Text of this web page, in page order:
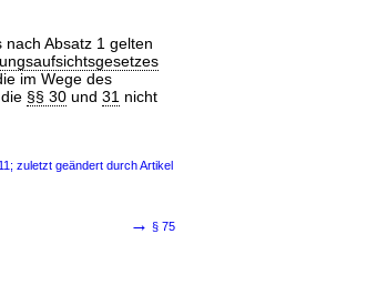
Absatz 1 gelten
im Wege des
§§ 30 und 31 nicht
zuletzt geändert durch Artikel
→ § 75